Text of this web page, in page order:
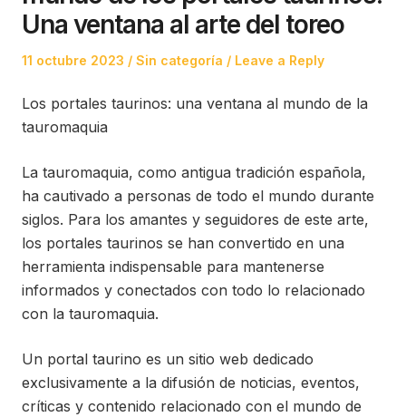
Una ventana al arte del toreo
Posted
11 octubre 2023
Posted
Sin categoría Leave a Reply
Los portales taurinos: una ventana al mundo de la
tauromaquia
La tauromaquia, como antigua tradición española,
ha cautivado a personas de todo el mundo durante
siglos. Para los amantes y seguidores de este arte,
los portales taurinos se han convertido en una
herramienta indispensable para mantenerse
informados y conectados con todo lo relacionado
con la tauromaquia.
Un portal taurino es un sitio web dedicado
exclusivamente a la difusión de noticias, eventos,
críticas y contenido relacionado con el mundo de